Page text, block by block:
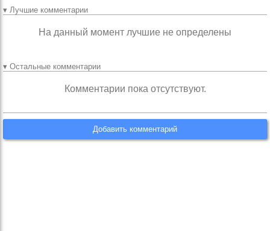
▾ Лучшие комментарии
На данный момент лучшие не определены
▾ Остальные комментарии
Комментарии пока отсутствуют.
Добавить комментарий